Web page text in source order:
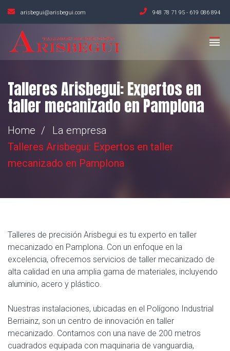
arisbegui@arisbegui.com 948 78 71 95 - 619 086 894
Talleres Arisbegui: Expertos en
taller mecanizado en Pamplona
Home
La empresa
Talleres Arisbegui: Expertos en taller
mecanizado en Pamplona
Talleres de precisión Arisbegui es tu experto en taller
mecanizado en Pamplona. Con un enfoque en la
excelencia, ofrecemos servicios de taller mecanizado de
alta calidad en una amplia gama de materiales, incluyendo
aluminio, acero y plástico.
Nuestras instalaciones, ubicadas en el Polígono Industrial
Berriainz, son un centro de innovación en taller
mecanizado. Contamos con una nave de 200 metros
cuadrados equipada con maquinaria de vanguardia,